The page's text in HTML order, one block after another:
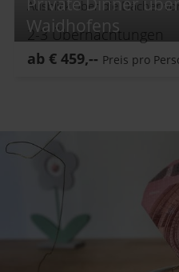
Waidhofens
Ausblick über die Dächer
2-3Übernachtungen
ab € 459,-- Preis pro